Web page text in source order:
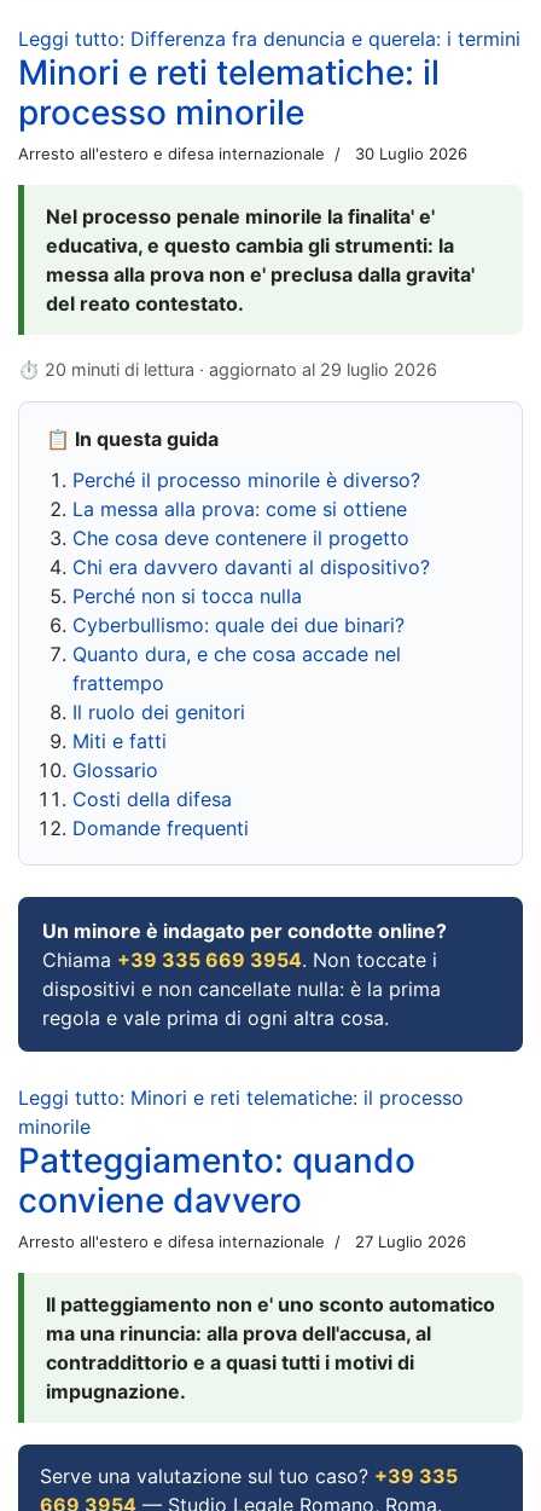
Leggi tutto: Differenza fra denuncia e querela: i termini
Minori e reti telematiche: il
processo minorile
Arresto all'estero e difesa internazionale 30 Luglio 2026
Nel processo penale minorile la finalita' e'
educativa, e questo cambia gli strumenti: la
messa alla prova non e' preclusa dalla gravita'
del reato contestato.
⏱ 20 minuti di lettura · aggiornato al 29 luglio 2026
📋 In questa guida
Perché il processo minorile è diverso?
La messa alla prova: come si ottiene
Che cosa deve contenere il progetto
Chi era davvero davanti al dispositivo?
Perché non si tocca nulla
Cyberbullismo: quale dei due binari?
Quanto dura, e che cosa accade nel
frattempo
Il ruolo dei genitori
Miti e fatti
Glossario
Costi della difesa
Domande frequenti
Un minore è indagato per condotte online?
Chiama +39 335 669 3954. Non toccate i
dispositivi e non cancellate nulla: è la prima
regola e vale prima di ogni altra cosa.
Leggi tutto: Minori e reti telematiche: il processo
minorile
Patteggiamento: quando
conviene davvero
Arresto all'estero e difesa internazionale 27 Luglio 2026
Il patteggiamento non e' uno sconto automatico
ma una rinuncia: alla prova dell'accusa, al
contraddittorio e a quasi tutti i motivi di
impugnazione.
Serve una valutazione sul tuo caso? +39 335
669 3954 — Studio Legale Romano, Roma.